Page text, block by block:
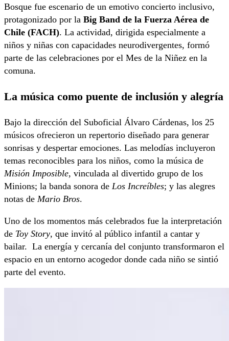
Bosque fue escenario de un emotivo concierto inclusivo,
protagonizado por la Big Band de la Fuerza Aérea de
Chile (FACH). La actividad, dirigida especialmente a
niños y niñas con capacidades neurodivergentes, formó
parte de las celebraciones por el Mes de la Niñez en la
comuna.
La música como puente de inclusión y alegría
Bajo la dirección del Suboficial Álvaro Cárdenas, los 25
músicos ofrecieron un repertorio diseñado para generar
sonrisas y despertar emociones. Las melodías incluyeron
temas reconocibles para los niños, como la música de
Misión Imposible, vinculada al divertido grupo de los
Minions; la banda sonora de Los Increíbles; y las alegres
notas de Mario Bros.
Uno de los momentos más celebrados fue la interpretación
de Toy Story, que invitó al público infantil a cantar y
bailar. La energía y cercanía del conjunto transformaron el
espacio en un entorno acogedor donde cada niño se sintió
parte del evento.